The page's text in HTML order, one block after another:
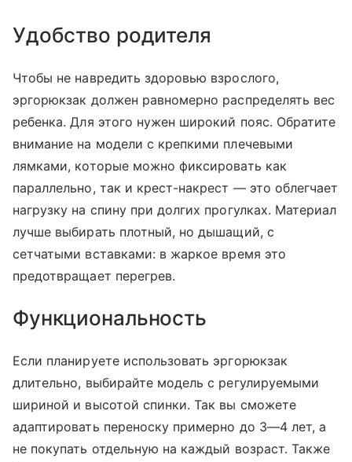
Удобство родителя
Чтобы не навредить здоровью взрослого,
эргорюкзак должен равномерно распределять вес
ребенка. Для этого нужен широкий пояс. Обратите
внимание на модели с крепкими плечевыми
лямками, которые можно фиксировать как
параллельно, так и крест-накрест — это облегчает
нагрузку на спину при долгих прогулках. Материал
лучше выбирать плотный, но дышащий, с
сетчатыми вставками: в жаркое время это
предотвращает перегрев.
Функциональность
Если планируете использовать эргорюкзак
длительно, выбирайте модель с регулируемыми
шириной и высотой спинки. Так вы сможете
адаптировать переноску примерно до 3—4 лет, а
не покупать отдельную на каждый возраст. Также